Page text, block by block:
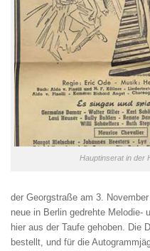
Hauptinserat in der
der Georgstraße am 3.
neue in Berlin gedrehte Melodie-
hier aus der Taufe gehoben. Die
bestellt, und für die